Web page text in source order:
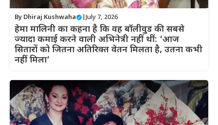
By Dhiraj Kushwaha July 7, 2026
हेमा मालिनी का कहना है कि वह बॉलीवुड की सबसे
ज्यादा कमाई करने वाली अभिनेत्री नहीं थीं: ‘आज
सितारों को जितना अतिरिक्त वेतन मिलता है, उतना कभी
नहीं मिला’